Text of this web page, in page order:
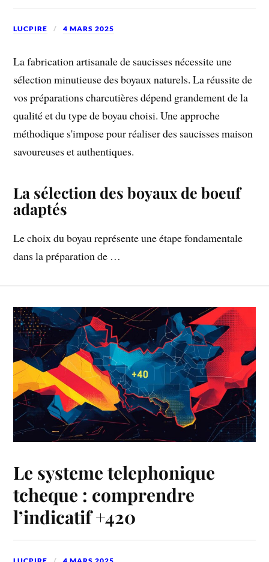
LUCPIRE 4 MARS 2025
La fabrication artisanale de saucisses nécessite une
sélection minutieuse des boyaux naturels. La réussite de
vos préparations charcutières dépend grandement de la
qualité et du type de boyau choisi. Une approche
méthodique s'impose pour réaliser des saucisses maison
savoureuses et authentiques.
La sélection des boyaux de boeuf
adaptés
Le choix du boyau représente une étape fondamentale
dans la préparation de …
Le systeme telephonique
tcheque : comprendre
l’indicatif +420